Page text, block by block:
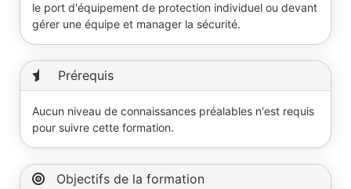
le port d'équipement de protection individuel ou devant
gérer une équipe et manager la sécurité.
Prérequis
Aucun niveau de connaissances préalables n'est requis
pour suivre cette formation.
Objectifs de la formation